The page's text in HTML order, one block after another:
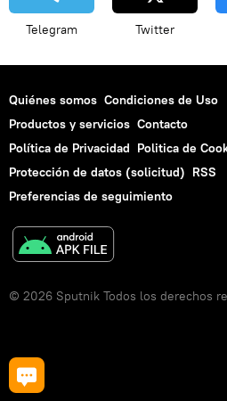
Telegram Twitter
Quiénes somos Condiciones de Uso
Productos y servicios Contacto
Política de Privacidad Politica de
Protección de datos (solicitud) RSS
Preferencias de seguimiento
© 2026 Sputnik Todos los derechos